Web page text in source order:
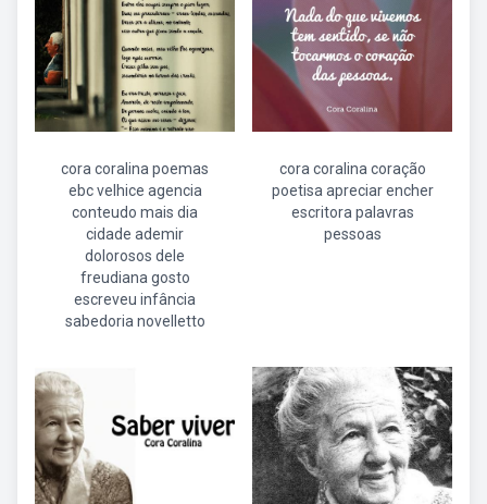
cora coralina poemas
ebc velhice agencia
conteudo mais dia
cidade ademir
dolorosos dele
freudiana gosto
escreveu infância
sabedoria novelletto
cora coralina coração
poetisa apreciar encher
escritora palavras
pessoas